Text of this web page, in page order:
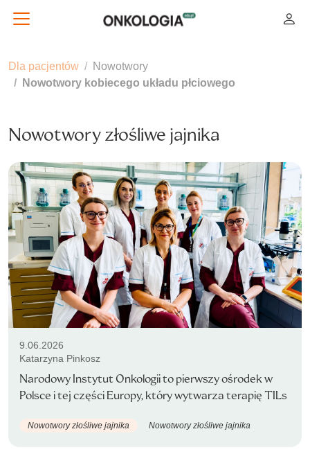
Dla pacjentów
Nowotwory
Nowotwory kobiecego układu płciowego
Nowotwory złośliwe jajnika
9.06.2026
Katarzyna Pinkosz
Narodowy Instytut Onkologii to pierwszy ośrodek w
Polsce i tej części Europy, który wytwarza terapię TILs
Nowotwory złośliwe jajnika Nowotwory złośliwe jajnika